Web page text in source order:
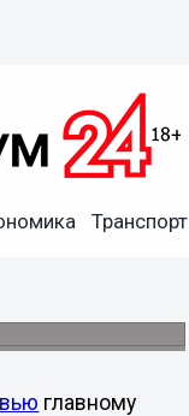
Транспорт
главному